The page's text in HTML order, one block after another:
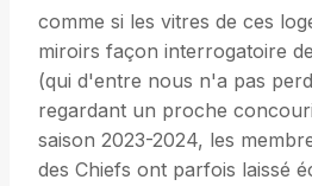
comme si les vitres de ces
miroirs façon interrogatoire
(qui d'entre nous n'a pas
regardant un proche
saison 2023-2024, les
des Chiefs ont parfois laissé